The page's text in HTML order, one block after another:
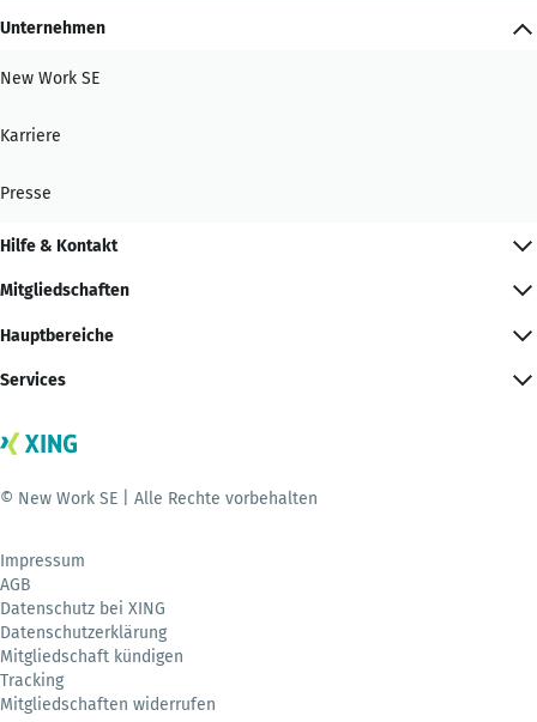
Unternehmen
New Work SE
Karriere
Presse
Hilfe & Kontakt
Mitgliedschaften
Hauptbereiche
Services
© New Work SE | Alle Rechte vorbehalten
Impressum
AGB
Datenschutz bei XING
Datenschutzerklärung
Mitgliedschaft kündigen
Tracking
Mitgliedschaften widerrufen